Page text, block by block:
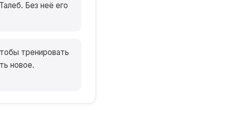
Без неё его
тренировать
новое.